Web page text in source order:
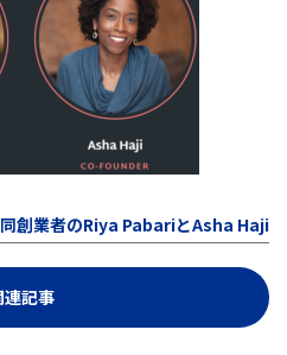
創業者のRiya PabariとAsha Haji
連記事